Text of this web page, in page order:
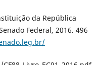
da República
Federal, 2016. 496